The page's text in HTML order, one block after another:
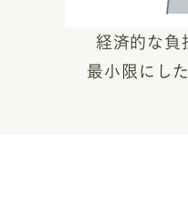
経済的な負
最小限にし